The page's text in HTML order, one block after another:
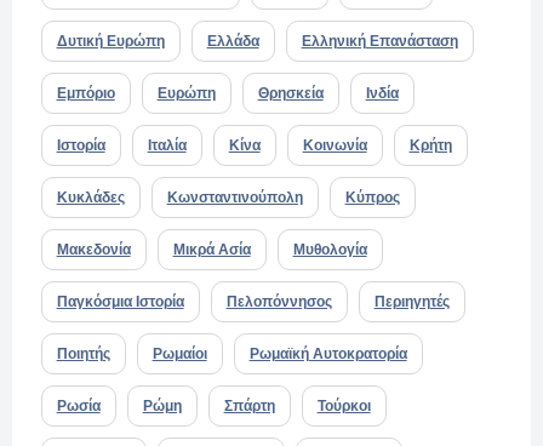
Δυτική Ευρώπη Ελλάδα Ελληνική Επανάσταση
Εμπόριο Ευρώπη Θρησκεία Ινδία
Ιστορία Ιταλία Κίνα Κοινωνία Κρήτη
Κυκλάδες Κωνσταντινούπολη Κύπρος
Μακεδονία Μικρά Ασία Μυθολογία
Παγκόσμια Ιστορία Πελοπόννησος Περιηγητές
Ποιητής Ρωμαίοι Ρωμαϊκή Αυτοκρατορία
Ρωσία Ρώμη Σπάρτη Τούρκοι